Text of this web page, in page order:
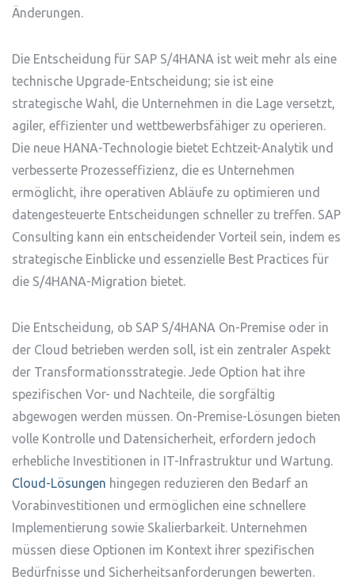
Änderungen.
Die Entscheidung für SAP S/4HANA ist weit mehr als eine
technische Upgrade-Entscheidung; sie ist eine
strategische Wahl, die Unternehmen in die Lage versetzt,
agiler, effizienter und wettbewerbsfähiger zu operieren.
Die neue HANA-Technologie bietet Echtzeit-Analytik und
verbesserte Prozesseffizienz, die es Unternehmen
ermöglicht, ihre operativen Abläufe zu optimieren und
datengesteuerte Entscheidungen schneller zu treffen. SAP
Consulting kann ein entscheidender Vorteil sein, indem es
strategische Einblicke und essenzielle Best Practices für
die S/4HANA-Migration bietet.
Die Entscheidung, ob SAP S/4HANA On-Premise oder in
der Cloud betrieben werden soll, ist ein zentraler Aspekt
der Transformationsstrategie. Jede Option hat ihre
spezifischen Vor- und Nachteile, die sorgfältig
abgewogen werden müssen. On-Premise-Lösungen bieten
volle Kontrolle und Datensicherheit, erfordern jedoch
erhebliche Investitionen in IT-Infrastruktur und Wartung.
Cloud-Lösungen hingegen reduzieren den Bedarf an
Vorabinvestitionen und ermöglichen eine schnellere
Implementierung sowie Skalierbarkeit. Unternehmen
müssen diese Optionen im Kontext ihrer spezifischen
Bedürfnisse und Sicherheitsanforderungen bewerten.